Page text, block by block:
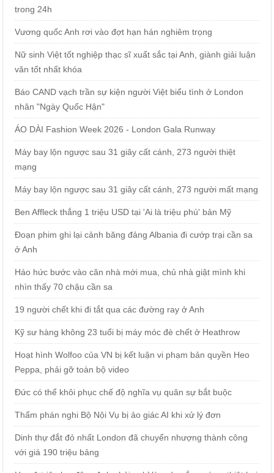
trong 24h
Vương quốc Anh rơi vào đợt hạn hán nghiêm trọng
Nữ sinh Việt tốt nghiệp thạc sĩ xuất sắc tại Anh, giành giải luận
văn tốt nhất khóa
Báo CAND vạch trần sự kiện người Việt biểu tình ở London
nhân "Ngày Quốc Hận"
ÁO DÀI Fashion Week 2026 - London Gala Runway
Máy bay lộn ngược sau 31 giây cất cánh, 273 người thiệt
mạng
Máy bay lộn ngược sau 31 giây cất cánh, 273 người mất mạng
Ben Affleck thắng 1 triệu USD tại 'Ai là triệu phú' bản Mỹ
Đoạn phim ghi lại cảnh băng đảng Albania đi cướp trại cần sa
ở Anh
Háo hức bước vào căn nhà mới mua, chủ nhà giật mình khi
nhìn thấy 70 chậu cần sa
19 người chết khi đi tắt qua các đường ray ở Anh
Kỹ sư hàng không 23 tuổi bị máy móc đè chết ở Heathrow
Hoạt hình Wolfoo của VN bị kết luận vi phạm bản quyền Heo
Peppa, phải gỡ toàn bộ video
Đức có thể khôi phục chế độ nghĩa vụ quân sự bắt buộc
Thẩm phán nghi Bộ Nội Vụ bị ảo giác AI khi xử lý đơn
Dinh thự đắt đỏ nhất London đã chuyển nhượng thành công
với giá 190 triệu bảng